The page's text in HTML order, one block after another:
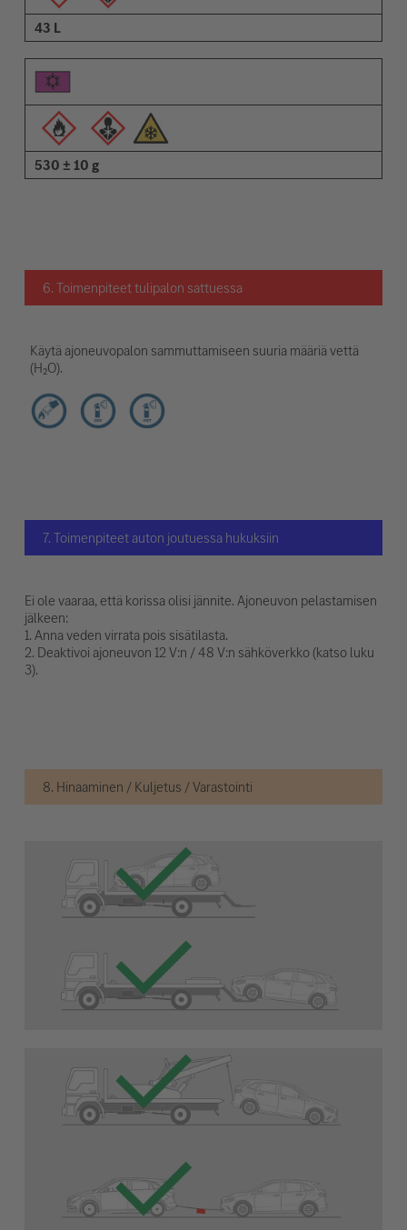
43 L
530 ± 10 g
6. Toimenpiteet tulipalon sattuessa
Käytä ajoneuvopalon sammuttamiseen suuria määriä vettä
(H₂O).
7. Toimenpiteet auton joutuessa hukuksiin
Ei ole vaaraa, että korissa olisi jännite. Ajoneuvon pelastamisen
jälkeen:
1. Anna veden virrata pois sisätilasta.
2. Deaktivoi ajoneuvon 12 V:n / 48 V:n sähköverkko (katso luku
3).
8. Hinaaminen / Kuljetus / Varastointi